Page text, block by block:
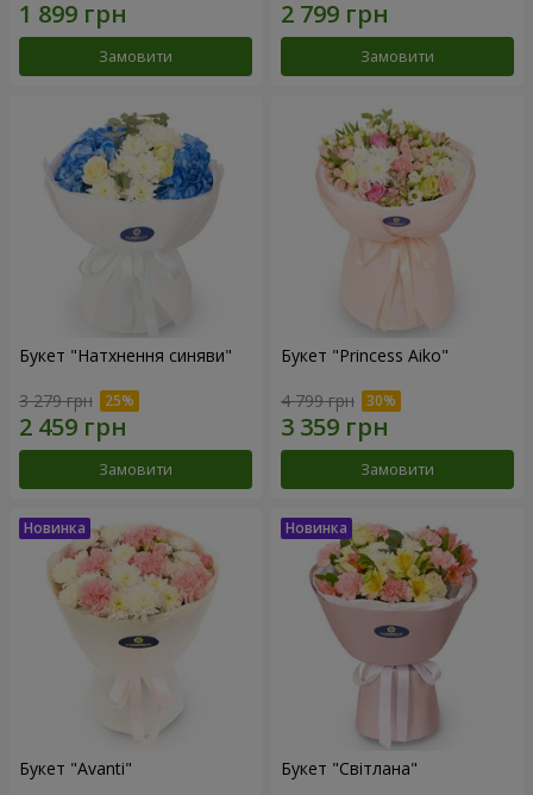
Замовити Замовити
Букет "Натхнення синяви"
3 279 грн
Замовити
Букет "Princess Aiko"
4 799 грн
Замовити
Букет "Avanti" Букет "Світлана"